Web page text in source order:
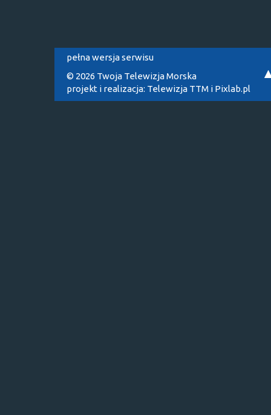
pełna wersja serwisu
© 2026 Twoja Telewizja Morska
projekt i realizacja: Telewizja TTM i Pixlab.pl